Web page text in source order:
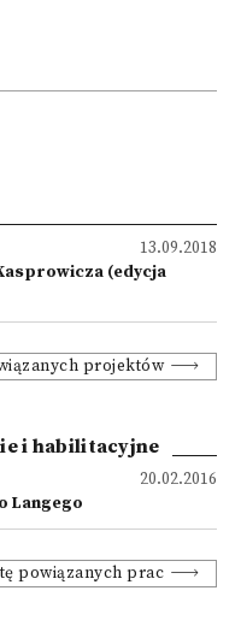
13.09.2018
(edycja
projektów
i habilitacyjne
20.02.2016
Langego
powiązanych prac